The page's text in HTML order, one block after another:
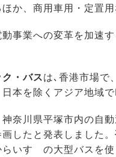
か、商用車用・定置用
動事業への変革を加速
・バスは､香港市場で
本を除くアジア地域
神奈川県平塚市内の自
したと発表しました。
いすゞの大型バスを